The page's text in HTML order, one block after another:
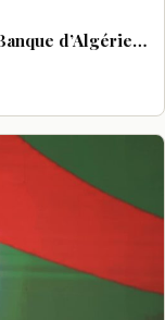
d’Algérie…